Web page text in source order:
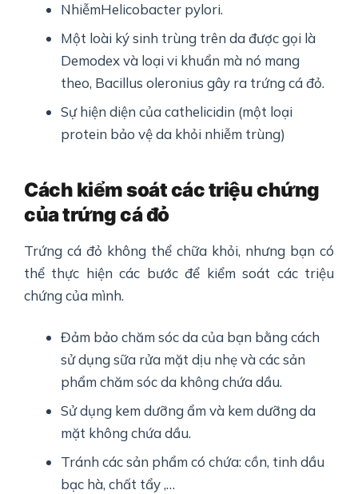
NhiễmHelicobacter pylori.
Một loài ký sinh trùng trên da được gọi là
Demodex và loại vi khuẩn mà nó mang
theo, Bacillus oleronius gây ra trứng cá đỏ.
Sự hiện diện của cathelicidin (một loại
protein bảo vệ da khỏi nhiễm trùng)
Cách kiểm soát các triệu chứng
củatrứng cá đỏ
Trứng cá đỏ không thể chữa khỏi, nhưng bạn có
thể thực hiện các bước để kiểm soát các triệu
chứng của mình.
Đảm bảo chăm sóc da của bạn bằng cách
sử dụng sữa rửa mặt dịu nhẹ và các sản
phẩm chăm sóc da không chứa dầu.
Sử dụng kem dưỡng ẩm và kem dưỡng da
mặt không chứa dầu.
Tránh các sản phẩm có chứa: cồn, tinh dầu
bạc hà, chất tẩy ,…